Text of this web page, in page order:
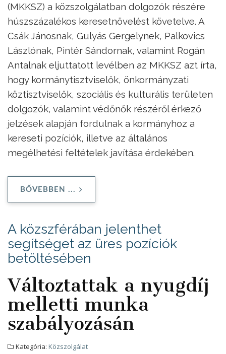
(MKKSZ) a közszolgálatban dolgozók részére
húszszázalékos keresetnövelést követelve. A
Csák Jánosnak, Gulyás Gergelynek, Palkovics
Lászlónak, Pintér Sándornak, valamint Rogán
Antalnak eljuttatott levélben az MKKSZ azt írta,
hogy kormánytisztviselők, önkormányzati
köztisztviselők, szociális és kulturális területen
dolgozók, valamint védőnők részéről érkező
jelzések alapján fordulnak a kormányhoz a
kereseti pozíciók, illetve az általános
megélhetési feltételek javítása érdekében.
BŐVEBBEN ...
A közszférában jelenthet
segítséget az üres pozíciók
betöltésében
Változtattak a nyugdíj
melletti munka
szabályozásán
Kategória: Közszolgálat